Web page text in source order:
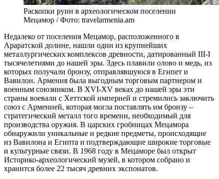
Раскопки руин в археологическом поселении
Мецамор / Фото: travelarmenia.am
Недалеко от поселения Мецамор, расположенного в
Араратской долине, нашли один из крупнейших
металлургических комплексов древности, датированный III-I
тысячелетиями до нашей эры. Здесь плавили олово и медь, из
которых получали бронзу, отправлявшуюся в Египет и
Вавилон. Армения была выгодным торговым партнером и
военным союзником. В XVI-XV веках до нашей эры эти
страны воевали с Хеттской империей и стремились заключить
союз с Арменией, которая могла поставлять им бронзу –
стратегический металл того времени, необходимый для
производства оружия. В царских гробницах Мецамора
обнаружили уникальные и редкие предметы, происходящие
из Вавилона и Египта и подтверждающие широкие торговые
и культурные связи. В 1968 году в Мецаморе был открыт
Историко-археологический музей, в котором собрано и
хранится более 22 тысяч древних экспонатов.